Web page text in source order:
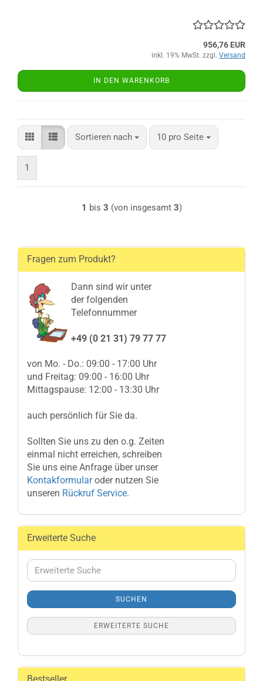
956,76 EUR
inkl. 19% MwSt. zzgl. Versand
IN DEN WARENKORB
Sortieren nach
Sortieren nach 10 pro Seite
pro Seite
1
1 bis 3 (von insgesamt 3)
Fragen zum Produkt?
Dann sind wir unter
der folgenden
Telefonnummer
+49 (0 21 31) 79 77 77
von Mo. - Do.: 09:00 - 17:00 Uhr
und Freitag: 09:00 - 16:00 Uhr
Mittagspause: 12:00 - 13:30 Uhr
auch persönlich für Sie da.
Sollten Sie uns zu den o.g. Zeiten
einmal nicht erreichen, schreiben
Sie uns eine Anfrage über unser
Kontakformularoder nutzen Sie
unseren Rückruf Service.
Erweiterte Suche
Erweiterte
Suche
SUCHEN
ERWEITERTE SUCHE